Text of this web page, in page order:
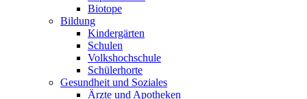
Biotope
Bildung
Kindergärten
Schulen
Volkshochschule
Schülerhorte
Gesundheit und Soziales
Ärzte und Apotheken